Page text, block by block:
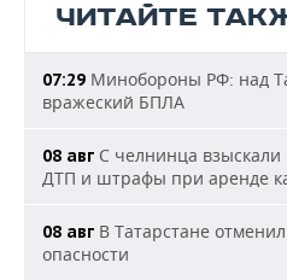
ЧИТАЙТЕ
07:29 Минобороны РФ: над
вражеский БПЛА
08 авг С челнинца взыскали
ДТП и штрафы при аренде
08 авг В Татарстане
опасности